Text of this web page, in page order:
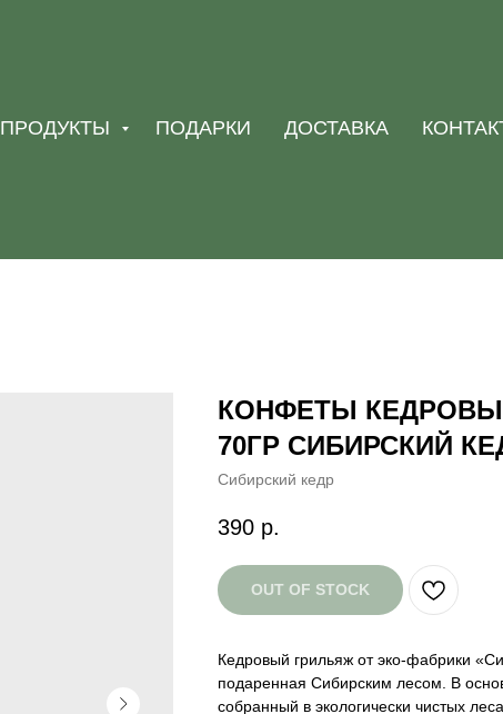
ПРОДУКТЫ ПОДАРКИ ДОСТАВКА
КОНФЕТЫ
70ГР СИБИРСКИЙ
Сибирский кедр
390 р.
OUT OF STOCK
Кедровый грильяж от эко-фабрики
подаренная Сибирским лесом. В
собранный в экологически чистых